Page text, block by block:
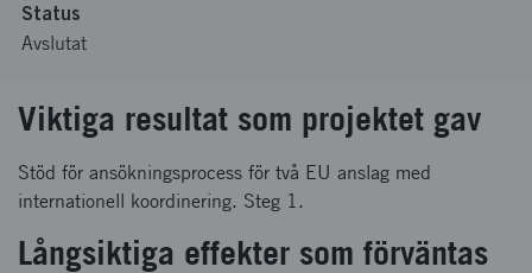
Status
Avslutat
Viktiga resultat som projektet gav
Stöd för ansökningsprocess för två EU anslag med
internationell koordinering. Steg 1.
Långsiktiga effekter som förväntas